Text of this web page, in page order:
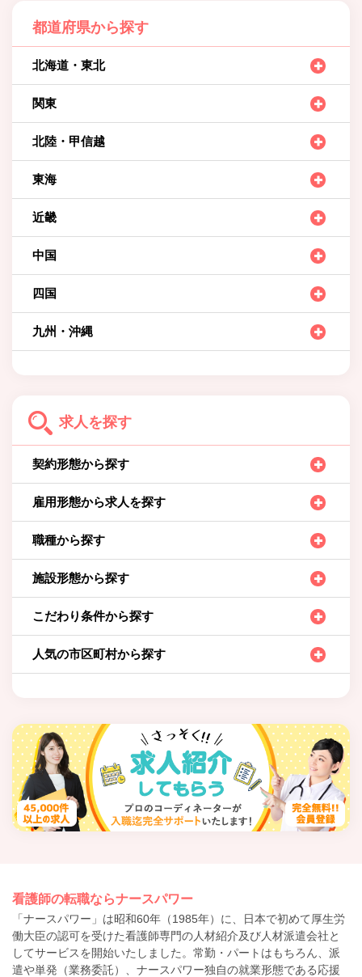
都道府県から探す
北海道・東北
関東
北陸・甲信越
東海
近畿
中国
四国
九州・沖縄
求人を探す
契約形態から探す
雇用形態から求人を探す
職種から探す
施設形態から探す
こだわり条件から探す
人気の市区町村から探す
看護師の転職ならナースパワー
「ナースパワー」は昭和60年（1985年）に、日本で初めて厚生労
働大臣の認可を受けた看護師専門の人材紹介及び人材派遣会社と
してサービスを開始いたしました。常勤・パートはもちろん、派
遣や単発（業務委託）、ナースパワー独自の就業形態である応援